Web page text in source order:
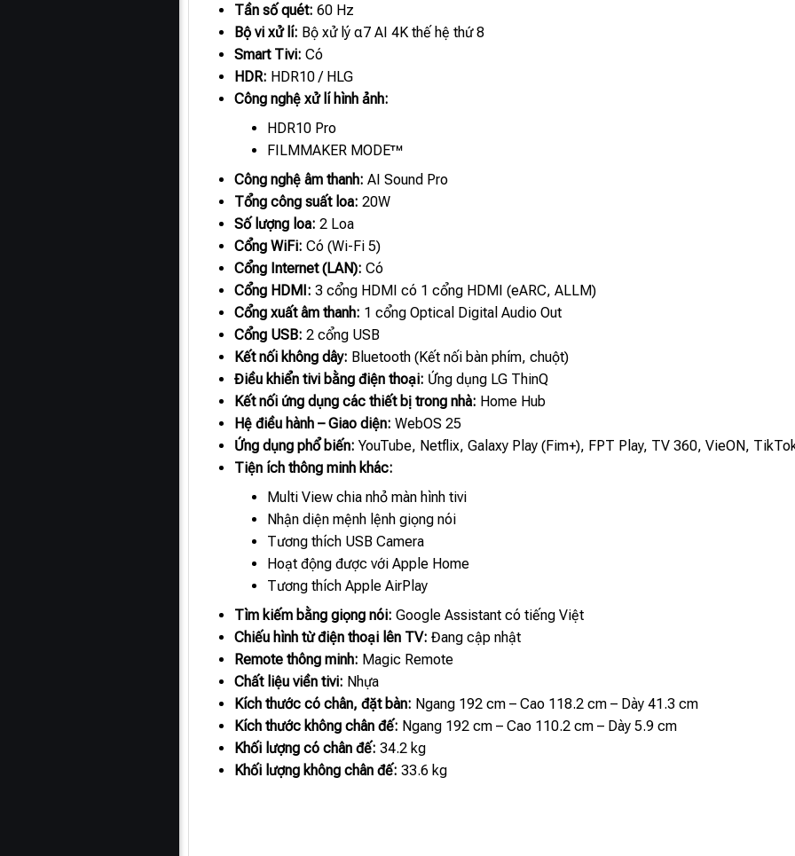
Tần số quét: 60 Hz
Bộ vi xử lí: Bộ xử lý α7 AI 4K thế hệ thứ 8
Smart Tivi: Có
HDR: HDR10 / HLG
Công nghệ xử lí hình ảnh:
HDR10 Pro
FILMMAKER MODE™
Công nghệ âm thanh: AI Sound Pro
Tổng công suất loa: 20W
Số lượng loa: 2 Loa
Cổng WiFi: Có (Wi-Fi 5)
Cổng Internet (LAN): Có
Cổng HDMI: 3 cổng HDMI có 1 cổng HDMI (eARC, ALLM)
Cổng xuất âm thanh: 1 cổng Optical Digital Audio Out
Cổng USB: 2 cổng USB
Kết nối không dây: Bluetooth (Kết nối bàn phím, chuột)
Điều khiển tivi bằng điện thoại: Ứng dụng LG ThinQ
Kết nối ứng dụng các thiết bị trong nhà: Home Hub
Hệ điều hành – Giao diện: WebOS 25
Ứng dụng phổ biến: YouTube, Netflix, Galaxy Play (Fim+), FPT Play, TV 360, VieON,
Tiện ích thông minh khác:
Multi View chia nhỏ màn hình tivi
Nhận diện mệnh lệnh giọng nói
Tương thích USB Camera
Hoạt động được với Apple Home
Tương thích Apple AirPlay
Tìm kiếm bằng giọng nói: Google Assistant có tiếng Việt
Chiếu hình từ điện thoại lên TV: Đang cập nhật
Remote thông minh: Magic Remote
Chất liệu viền tivi: Nhựa
Kích thước có chân, đặt bàn: Ngang 192 cm – Cao 118.2 cm – Dày 41.3 cm
Kích thước không chân đế: Ngang 192 cm – Cao 110.2 cm – Dày 5.9 cm
Khối lượng có chân đế: 34.2 kg
Khối lượng không chân đế: 33.6 kg